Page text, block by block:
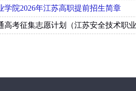
学院2026年江苏高职提前招生简章
高考征集志愿计划（江苏安全技术职